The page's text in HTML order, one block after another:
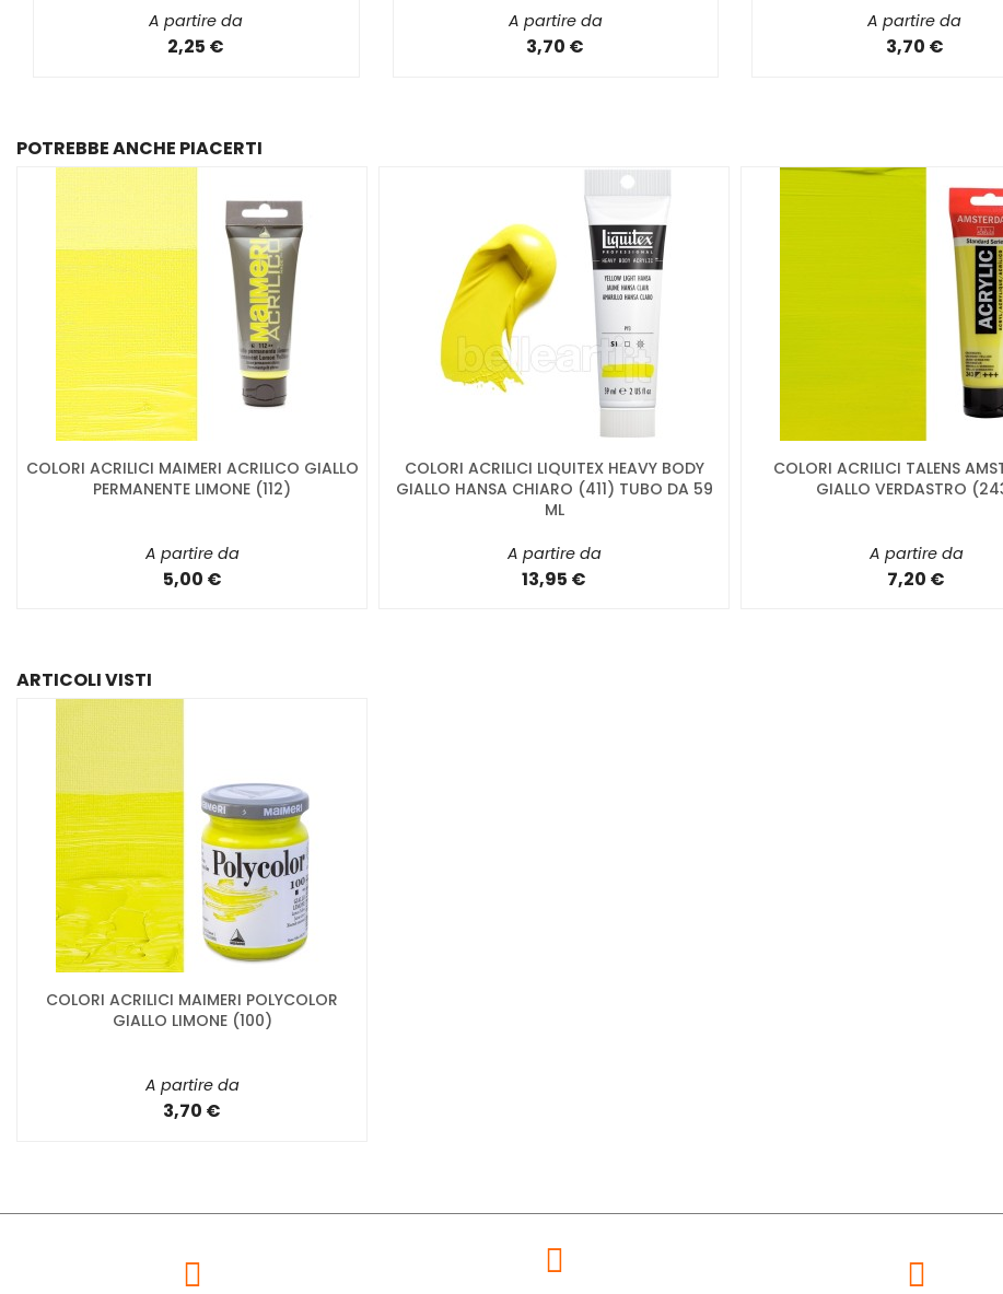
A partire da
2,25 €
A partire da
3,70 €
A partire da
3,70 €
POTREBBE ANCHE PIACERTI
COLORI ACRILICI MAIMERI ACRILICO GIALLO
PERMANENTE LIMONE (112)
A partire da
5,00 €
COLORI ACRILICI LIQUITEX HEAVY BODY
GIALLO HANSA CHIARO (411) TUBO DA 59
ML
A partire da
13,95 €
COLORI ACRILICI TALENS
GIALLO VERDASTRO
A partire da
7,20 €
ARTICOLI VISTI
COLORI ACRILICI MAIMERI POLYCOLOR
GIALLO LIMONE (100)
A partire da
3,70 €